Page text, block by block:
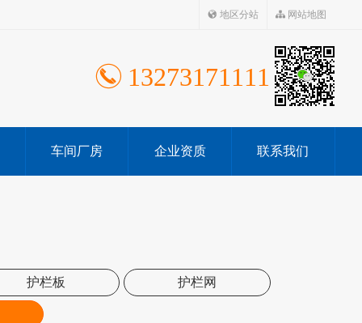
地区分站 网站地图
13273171111
车间厂房 企业资质 联系我们
护栏板 护栏网